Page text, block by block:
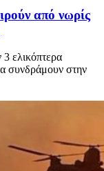
από νωρίς
ελικόπτερα
συνδράμουν στην